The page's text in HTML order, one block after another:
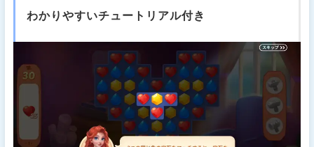
わかりやすいチュートリアル付き